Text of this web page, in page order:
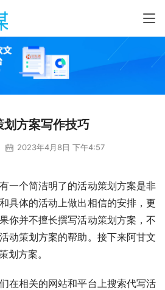
划方案写作技巧
2023年4月8日 下午4:57
一个简洁明了的活动策划方案是非
具体的活动上做出相信的安排，更
你并不擅长撰写活动策划方案，不
动策划方案的帮助。接下来阿甘文
划方案。
在相关的网站和平台上搜索代写活